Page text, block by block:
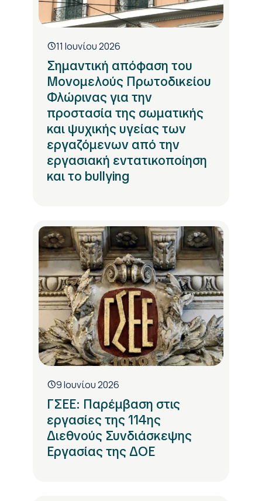
11 Ιουνίου 2026
Σημαντική απόφαση του
Μονομελούς Πρωτοδικείου
Φλώρινας για την
προστασία της σωματικής
και ψυχικής υγείας των
εργαζόμενων από την
εργασιακή εντατικοποίηση
και το bullying
9 Ιουνίου 2026
ΓΣΕΕ: Παρέμβαση στις
εργασίες της 114ης
Διεθνούς Συνδιάσκεψης
Εργασίας της ΔΟΕ